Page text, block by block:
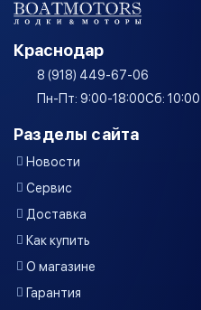
Краснодар
8 (918) 449-67-06
Пн-Пт: 9:00-18:00Сб:
Разделы сайта
Новости
Сервис
Доставка
Как купить
О магазине
Гарантия